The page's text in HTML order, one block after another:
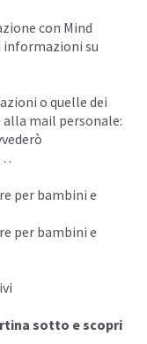
con Mind
informazioni su
o quelle dei
mail personale:
per bambini e
per bambini e
sotto e scopri